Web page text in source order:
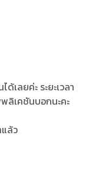
เลยค่ะ ระยะเวลา
ลิเคชันบอกนะคะ
ล้ว